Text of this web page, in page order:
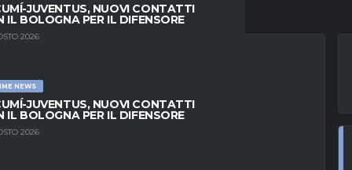
JUVENTUS, NUOVI CONTATTI
IL BOLOGNA PER IL DIFENSORE
2026
NEWS
JUVENTUS, NUOVI CONTATTI
IL BOLOGNA PER IL DIFENSORE
2026
IL
SÃO PAULO A